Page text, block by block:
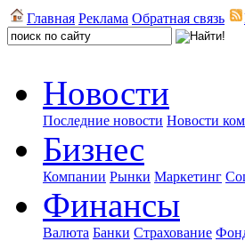
Главная Реклама Обратная связь
Новости
Последние новости Новости
Бизнес
Компании Рынки Маркетинг
Финансы
Валюта Банки Страхование